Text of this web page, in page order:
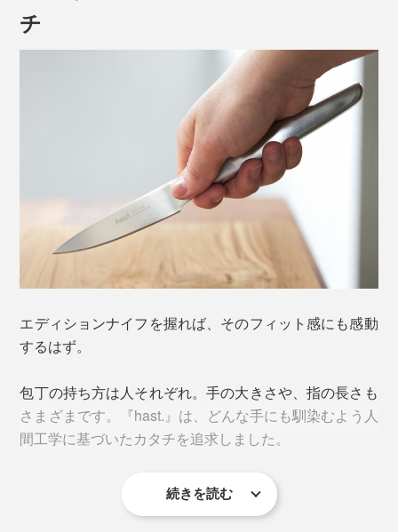
また、SLSプロセス（粉末焼結積層造形法）という、革
新的なエンジニアリングを駆使し、ステンレススチール
とともに成形・焼結。エディションナイフは、これまで
にない技術の結晶なのです。
手に収まりいいサイズ感で、コントロールしやすく、野
菜の面取りや飾り切りなど手元での繊細な作業に最適で
キャンプやBBQなどのアウトドアレジャーへも持ち運び
チ
エディションナイフを握れば、そのフィット感にも感動
するはず。
包丁の持ち方は人それぞれ。手の大きさや、指の長さも
さまざまです。『hast.』は、どんな手にも馴染むよう人
間工学に基づいたカタチを追求しました。
続きを読む